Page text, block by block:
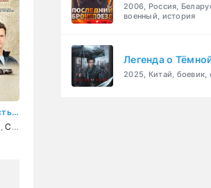
Сладкая месть: загадка для Ханны Свенсен
,США
2006, Россия,
военный, история
Легенда о
2025, Китай, боевик,